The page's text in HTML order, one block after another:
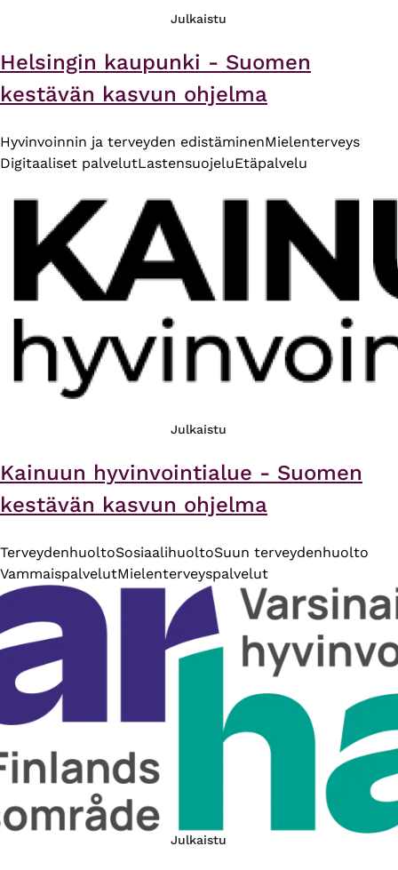
Julkaistu
Helsingin kaupunki - Suomen
kestävän kasvun ohjelma
Hyvinvoinnin ja terveyden edistäminenMielenterveys
Digitaaliset palvelutLastensuojeluEtäpalvelu
Julkaistu
Kainuun hyvinvointialue - Suomen
kestävän kasvun ohjelma
TerveydenhuoltoSosiaalihuoltoSuun terveydenhuolto
VammaispalvelutMielenterveyspalvelut
Julkaistu